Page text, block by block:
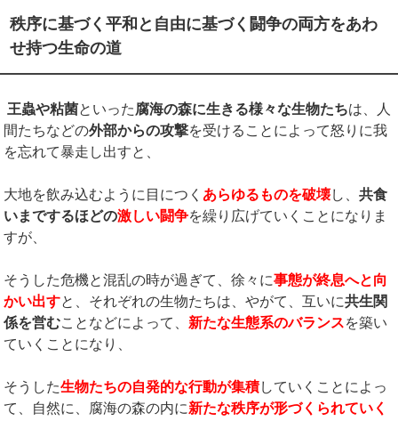
秩序に基づく平和と自由に基づく闘争の両方をあわ
せ持つ生命の道
王蟲や粘菌といった腐海の森に生きる様々な生物たちは、人
間たちなどの外部からの攻撃を受けることによって怒りに我
を忘れて暴走し出すと、
大地を飲み込むように目につく あらゆるものを破壊し、共食
いまでするほどの激しい闘争を繰り広げていくことになりま
すが、
そうした危機と混乱の時が過ぎて、徐々に事態が終息へと向
かい出すと、それぞれの生物たちは、やがて、互いに共生関
係を営むことなどによって、新たな生態系のバランスを築い
ていくことになり、
そうした生物たちの自発的な行動が集積していくことによっ
て、自然に、腐海の森の内に新たな秩序が形づくられていく